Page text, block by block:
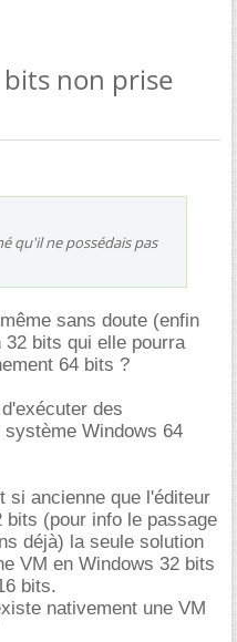
non prise
qu'il ne possédais pas
sans doute (enfin
bits qui elle pourra
64 bits ?
des
Windows 64
si ancienne que l'éditeur
bits (pour info le passage
déjà) la seule solution
VM en Windows 32 bits
bits.
nativement une VM